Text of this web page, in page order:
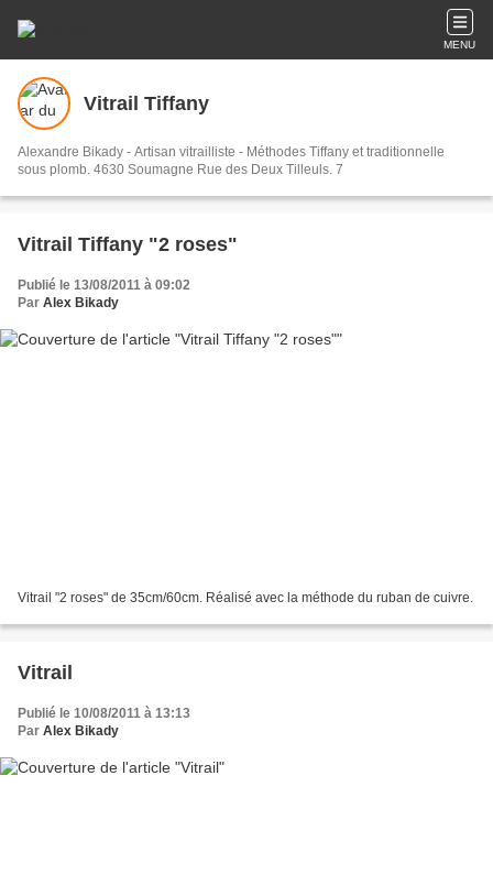
MENU
Vitrail Tiffany
Alexandre Bikady - Artisan vitrailliste - Méthodes Tiffany et traditionnelle
sous plomb. 4630 Soumagne Rue des Deux Tilleuls. 7
Vitrail Tiffany "2 roses"
Publié le 13/08/2011 à 09:02
Par Alex Bikady
Vitrail "2 roses" de 35cm/60cm. Réalisé avec la méthode du ruban de cuivre.
Vitrail
Publié le 10/08/2011 à 13:13
Par Alex Bikady